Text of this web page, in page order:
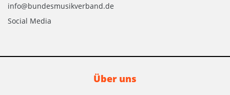
info@bundesmusikverband.de
Social Media
Über uns